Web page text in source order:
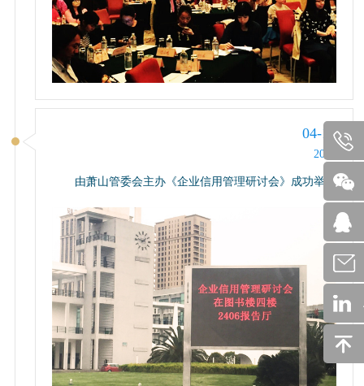
04-15
2015
由萧山管委会主办《企业信用管理研讨会》成功举办